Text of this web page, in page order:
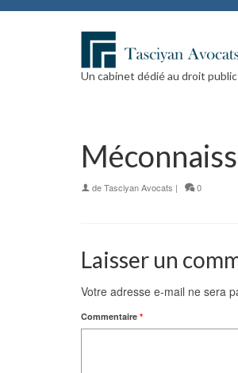
Un cabinet dédié au droit public
deTasciyan Avocats | 0
Laisser un
Votre adresse e-mail ne sera
Commentaire *